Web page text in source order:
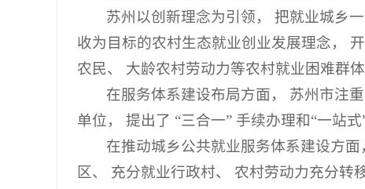
苏州以创新理念为引领， 把就业城乡
收为目标的农村生态就业创业发展理念，
农民、 大龄农村劳动力等农村就业困难群
在服务体系建设布局方面， 苏州市注
单位， 提出了 “三合一” 手续办理和“一站式
在推动城乡公共就业服务体系建设方
区、 充分就业行政村、 农村劳动力充分转